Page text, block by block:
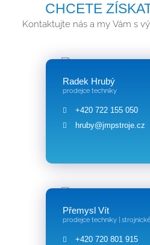
CHCETE
Kontaktujte nás a my Vám s
Radek Hrubý
prodejce techniky
+420 722 155 050
hruby@jmpstroje.cz
Přemysl Vít
prodejce techniky |
+420 720 801 915